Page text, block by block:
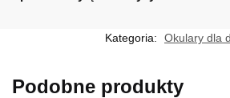
Kategoria: Okulary dla
Podobne produkty